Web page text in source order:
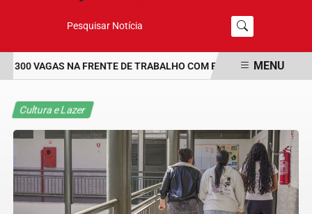
Pesquisar Notícia
VAGAS NA FRENTE DE TRABALHO COM BOLSA DE UM SALÁRIO-
MENU
Cultura e Lazer